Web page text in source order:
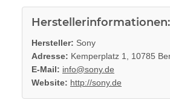
Herstellerinformationen:
Hersteller: Sony
Adresse: Kemperplatz 1, 10785
E-Mail: info@sony.de
Website: http://sony.de